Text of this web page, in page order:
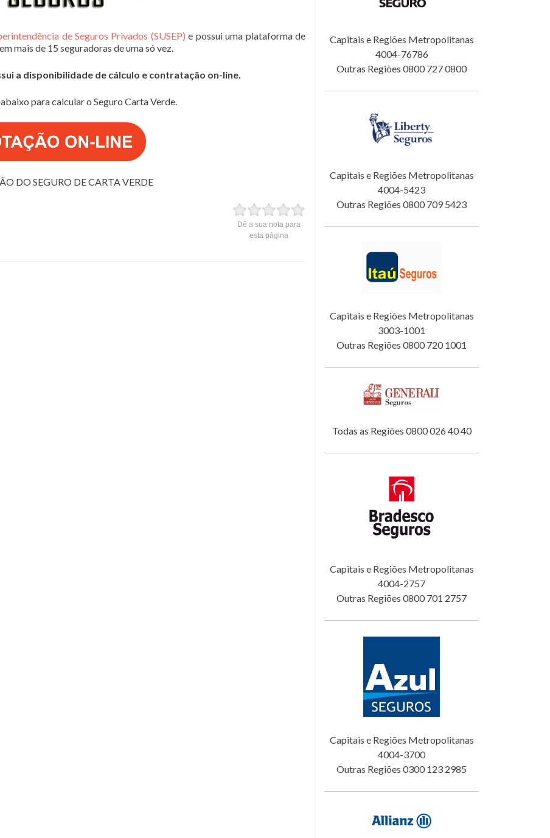
de Seguros Privados (SUSEP) e possui uma plataforma de
mais de 15 seguradoras de uma só vez.
a disponibilidade de cálculo e contratação on-line.
para calcular o Seguro Carta Verde.
DO SEGURO DE CARTA VERDE
Dê a sua nota para
esta página
Capitais e Regiões Metropolitanas
4004-76786
Outras Regiões 0800 727 0800
Capitais e Regiões Metropolitanas
4004-5423
Outras Regiões 0800 709 5423
Capitais e Regiões Metropolitanas
3003-1001
Outras Regiões 0800 720 1001
Todas as Regiões 0800 026 40 40
Capitais e Regiões Metropolitanas
4004-2757
Outras Regiões 0800 701 2757
Capitais e Regiões Metropolitanas
4004-3700
Outras Regiões 0300 123 2985